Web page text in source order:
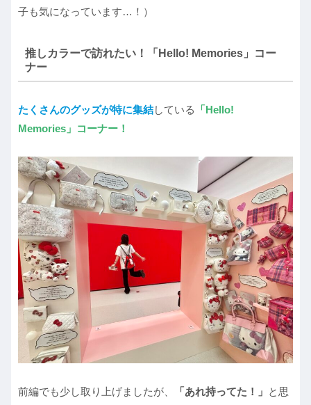
子も気になっています…！）
推しカラーで訪れたい！「Hello! Memories」コー
ナー
たくさんのグッズが特に集結している
「Hello!
Memories」コーナー！
前編でも少し取り上げましたが、 「あれ持ってた！」 と思